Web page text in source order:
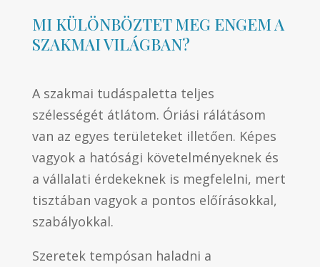
MI KÜLÖNBÖZTET MEG ENGEM A
SZAKMAI VILÁGBAN?
A szakmai tudáspaletta teljes
szélességét átlátom. Óriási rálátásom
van az egyes területeket illetően. Képes
vagyok a hatósági követelményeknek és
a vállalati érdekeknek is megfelelni, mert
tisztában vagyok a pontos előírásokkal,
szabályokkal.
Szeretek tempósan haladni a